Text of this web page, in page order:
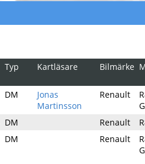
Typ Kartläsare Bilmärke
DM
Jonas
Martinsson
Renault
DM Renault
DM Renault